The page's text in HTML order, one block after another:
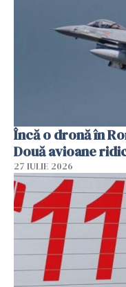
Încă o dronă în
Două avioane
27 IULIE 2026